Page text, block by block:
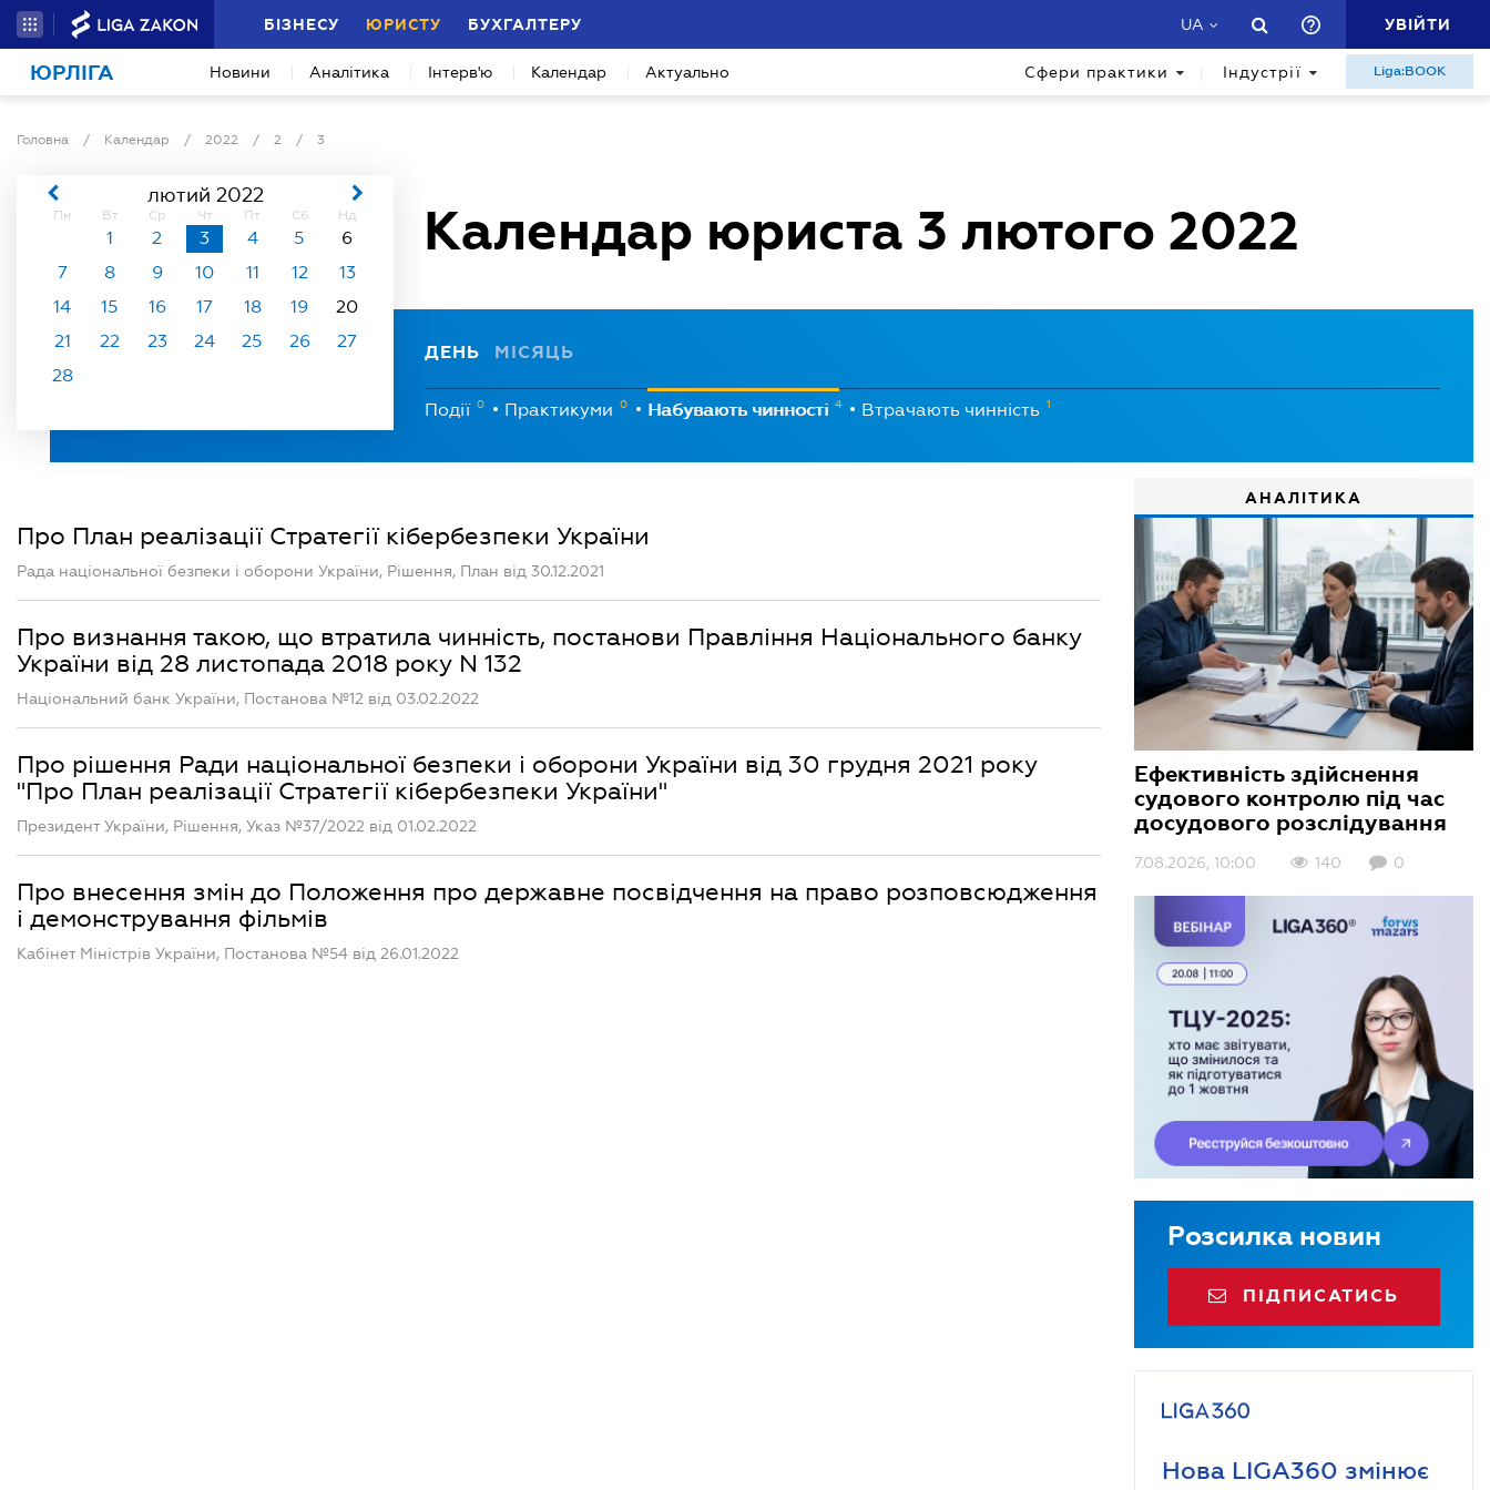
БІЗНЕСУ ЮРИСТУ БУХГАЛТЕРУ UA УВІЙТИ
ЮРЛІГА Новини Аналітика Інтерв'ю Календар Актуально Сфери практики Індустрії Liga:BOOK
Головна / Календар / 2022 / 2 / 3
Календар юриста 3 лютого 2022
лютий 2022
Пн Вт Ср Чт Пт Сб Нд
1 2 3 4 5
6
7
8 9 10 11 12
13
14
15 16 17 18 19
20
21
22 23 24 25 26
27
28
ДЕНЬ МІСЯЦЬ
Події 0 Практикуми 0 Набувають чинності 4 Втрачають чинність 1
Про План реалізації Стратегії кібербезпеки України
Рада національної безпеки і оборони України, Рішення, План від 30.12.2021
Про визнання такою, що втратила чинність, постанови Правління Національного банку
України від 28 листопада 2018 року N 132
Національний банк України, Постанова №12 від 03.02.2022
Про рішення Ради національної безпеки і оборони України від 30 грудня 2021 року
"Про План реалізації Стратегії кібербезпеки України"
Президент України, Рішення, Указ №37/2022 від 01.02.2022
Про внесення змін до Положення про державне посвідчення на право розповсюдження
і демонстрування фільмів
Кабінет Міністрів України, Постанова №54 від 26.01.2022
АНАЛІТИКА
Ефективність здійснення
судового контролю під час
досудового розслідування
7.08.2026, 10:00 140 0
Розсилка новин
ПІДПИСАТИСЬ
Нова LIGA360 змінює